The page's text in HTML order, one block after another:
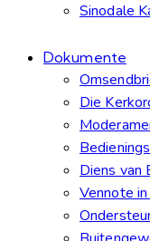
Sinodale
Dokumente
Die
Diens van
Vennote